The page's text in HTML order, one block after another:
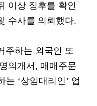
이상 징후를 확인
수사를 의뢰했다.
주하는 외국인 또
의개서, 매매주문
는 ‘상임대리인’ 업